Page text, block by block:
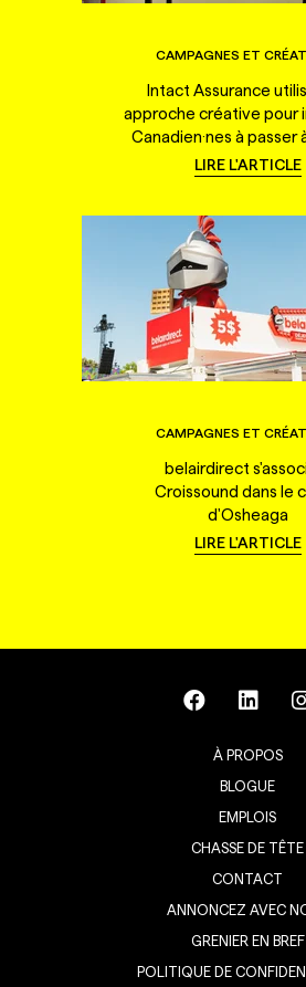
CAMPAGNES ET
Intact Assurance
approche créative pour
Canadien·nes à passer
LIRE L'ARTICLE
CAMPAGNES ET
belairdirect
Croissound dans le
d'Osheaga
LIRE L'ARTICLE
À PROPOS
BLOGUE
EMPLOIS
CHASSE DE TÊTE
CONTACT
ANNONCEZ AVEC
GRENIER EN BREF
POLITIQUE DE